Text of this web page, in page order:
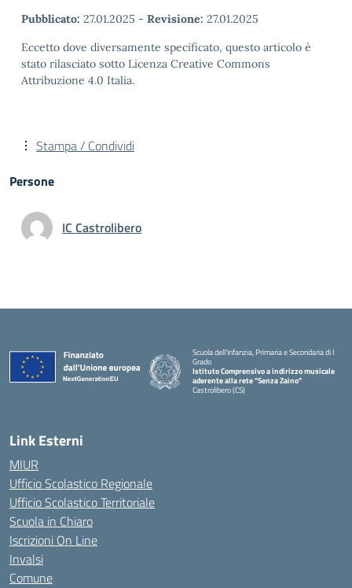
Pubblicato: 27.01.2025 - Revisione: 27.01.2025
Eccetto dove diversamente specificato, questo articolo è
stato rilasciato sotto Licenza Creative Commons
Attribuzione 4.0 Italia.
Stampa / Condividi
Persone
IC Castrolibero
Scuola dell'Infanzia, Primaria e Secondaria di I
Grado
Istituto Comprensivo a indirizzo musicale
aderente alla rete "Senza Zaino"
Castrolibero (CS)
Link Esterni
MIUR
Ufficio Scolastico Regionale
Ufficio Scolastico Territoriale
Scuola in Chiaro
Iscrizioni On Line
Invalsi
Comune